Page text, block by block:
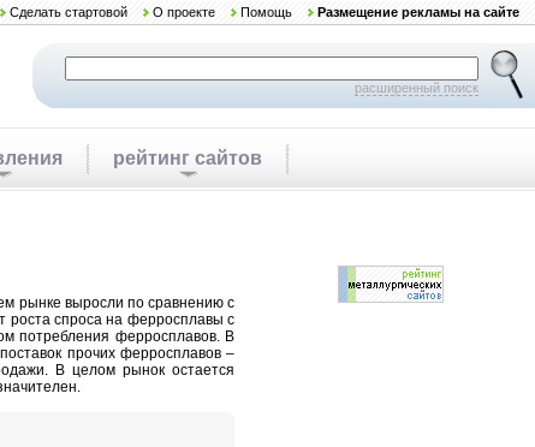
Сделать стартовой О проекте Помощь Размещение рекламы на сайте
расширенный поиск
рейтинг сайтов
рынке выросли по сравнению с
роста спроса на ферросплавы с
потребления ферросплавов. В
прочих ферросплавов –
В целом рынок остается